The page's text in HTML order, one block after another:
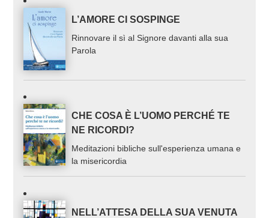
L’AMORE CI SOSPINGE
Rinnovare il sì al Signore davanti alla sua
Parola
CHE COSA È L’UOMO PERCHÉ TE
NE RICORDI?
Meditazioni bibliche sull'esperienza umana e
la misericordia
NELL’ATTESA DELLA SUA VENUTA